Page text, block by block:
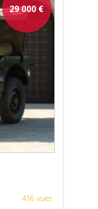
29 000 €
416 vues